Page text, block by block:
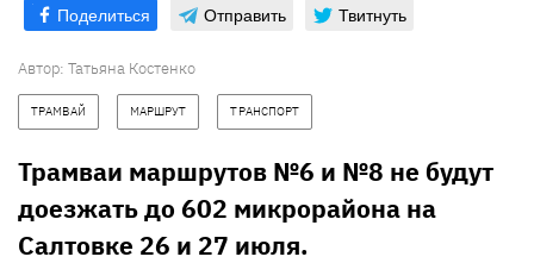
Поделиться Отправить Твитнуть
Автор: Татьяна Костенко
ТРАМВАЙ МАРШРУТ ТРАНСПОРТ
Трамваи маршрутов №6 и №8 не будут
доезжать до 602 микрорайона на
Салтовке 26 и 27 июля.